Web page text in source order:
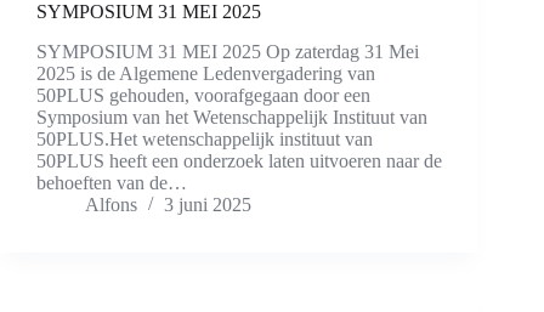
SYMPOSIUM 31 MEI 2025
SYMPOSIUM 31 MEI 2025 Op zaterdag 31 Mei
2025 is de Algemene Ledenvergadering van
50PLUS gehouden, voorafgegaan door een
Symposium van het Wetenschappelijk Instituut van
50PLUS.Het wetenschappelijk instituut van
50PLUS heeft een onderzoek laten uitvoeren naar de
behoeften van de…
Alfons
3 juni 2025